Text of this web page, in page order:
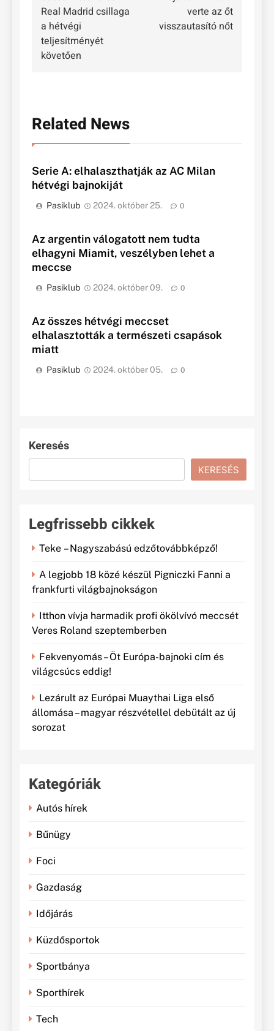
Real Madrid csillaga
a hétvégi
teljesítményét
követően
verte az őt
visszautasító nőt
Related News
Serie A: elhalaszthatják az AC Milan
hétvégi bajnokiját
Pasiklub 2024. október 25. 0
Az argentin válogatott nem tudta
elhagyni Miamit, veszélyben lehet a
meccse
Pasiklub 2024. október 09. 0
Az összes hétvégi meccset
elhalasztották a természeti csapások
miatt
Pasiklub 2024. október 05. 0
Keresés
KERESÉS
Legfrissebb cikkek
Teke – Nagyszabású edzőtovábbképző!
A legjobb 18 közé készül Pigniczki Fanni a
frankfurti világbajnokságon
Itthon vívja harmadik profi ökölvívó meccsét
Veres Roland szeptemberben
Fekvenyomás – Öt Európa-bajnoki cím és
világcsúcs eddig!
Lezárult az Európai Muaythai Liga első
állomása – magyar részvétellel debütált az új
sorozat
Kategóriák
Autós hírek
Bűnügy
Foci
Gazdaság
Időjárás
Küzdősportok
Sportbánya
Sporthírek
Tech